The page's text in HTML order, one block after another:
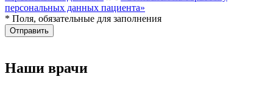
персональных данных пациента»
* Поля, обязательные для заполнения
Отправить
Наши врачи